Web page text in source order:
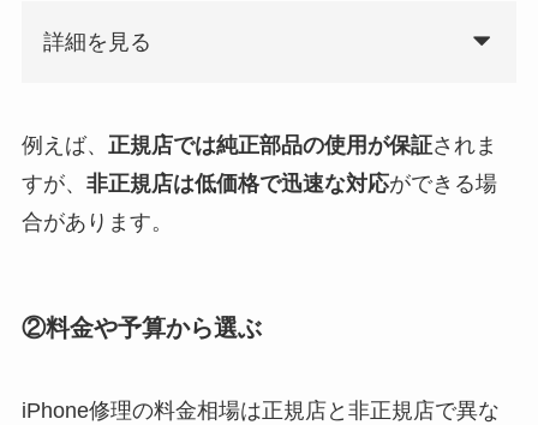
詳細を見る
例えば、 正規店では純正部品の使用が保証されま
すが、 非正規店は低価格で迅速な対応ができる場
合があります。
②料金や予算から選ぶ
iPhone修理の料金相場は正規店と非正規店で異な